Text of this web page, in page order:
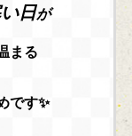
日が
まる
です✨